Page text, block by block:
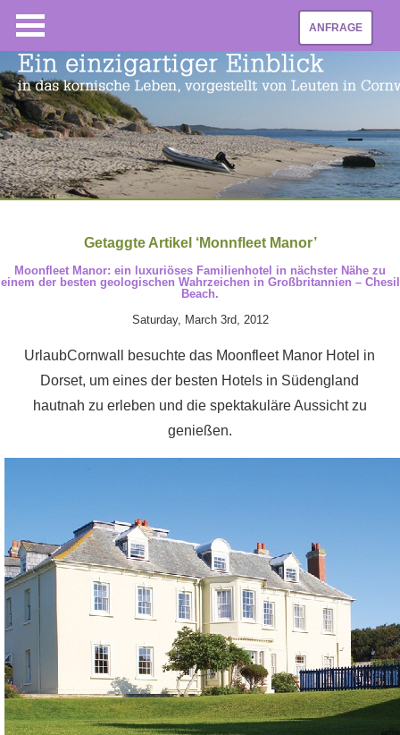
ANFRAGE
Getaggte Artikel ‘Monnfleet Manor’
Moonfleet Manor: ein luxuriöses Familienhotel in nächster Nähe zu
einem der besten geologischen Wahrzeichen in Großbritannien – Chesil
Beach.
Saturday, March 3rd, 2012
UrlaubCornwall besuchte das Moonfleet Manor Hotel in
Dorset, um eines der besten Hotels in Südengland
hautnah zu erleben und die spektakuläre Aussicht zu
genießen.